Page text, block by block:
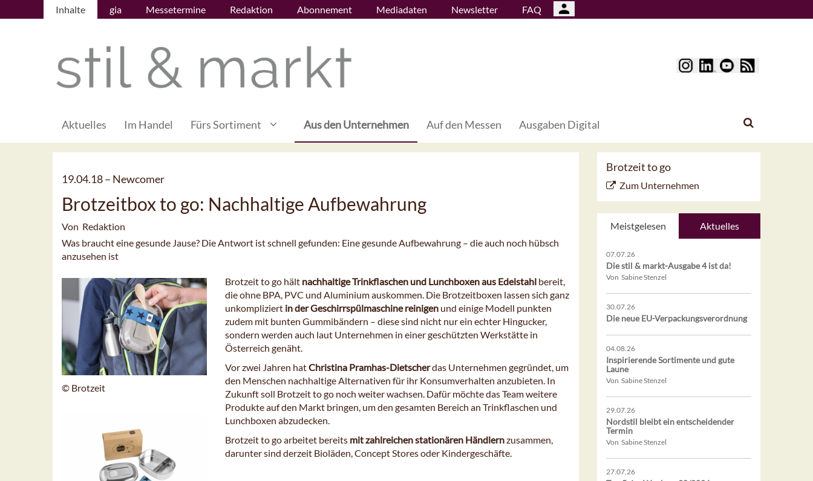
Inhalte gia Messetermine Redaktion Abonnement Mediadaten Newsletter FAQ
Aktuelles Im Handel Fürs Sortiment Aus den Unternehmen Auf den Messen Ausgaben Digital
19.04.18 – Newcomer
Brotzeitbox to go: Nachhaltige Aufbewahrung
Von Redaktion
Was braucht eine gesunde Jause? Die Antwort ist schnell gefunden: Eine gesunde Aufbewahrung – die auch noch hübsch
anzusehen ist
© Brotzeit
Brotzeit to go hält nachhaltige Trinkflaschen und Lunchboxen aus Edelstahl bereit,
die ohne BPA, PVC und Aluminium auskommen. Die Brotzeitboxen lassen sich ganz
unkompliziert in der Geschirrspülmaschine reinigen und einige Modell punkten
zudem mit bunten Gummibändern – diese sind nicht nur ein echter Hingucker,
sondern werden auch laut Unternehmen in einer geschützten Werkstätte in
Österreich genäht.
Vor zwei Jahren hatChristina Pramhas-Dietscherdas Unternehmen gegründet, um
den Menschen nachhaltige Alternativen für ihr Konsumverhalten anzubieten. In
Zukunft soll Brotzeit to go noch weiter wachsen. Dafür möchte das Team weitere
Produkte auf den Markt bringen, um den gesamten Bereich an Trinkflaschen und
Lunchboxen abzudecken.
Brotzeit to go arbeitet bereits mit zahlreichen stationären Händlernzusammen,
darunter sind derzeit Bioläden, Concept Stores oder Kindergeschäfte.
Brotzeit to go
Zum Unternehmen
Meistgelesen Aktuelles
07.07.26
Die stil & markt-Ausgabe 4 ist da!
Von Sabine Stenzel
30.07.26
Die neue EU-Verpackungsverordnung
04.08.26
Inspirierende Sortimente und gute
Laune
Von Sabine Stenzel
29.07.26
Nordstil bleibt ein entscheidender
Termin
Von Sabine Stenzel
27.07.26